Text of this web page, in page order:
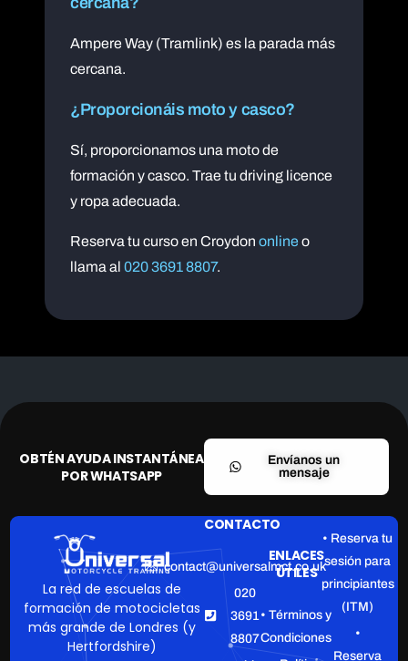
Ampere Way (Tramlink) es la parada más
cercana.
¿Proporcionáis moto y casco?
Sí, proporcionamos una moto de
formación y casco. Trae tu driving licence
y ropa adecuada.
Reserva tu curso en Croydononline o
llama al020 3691 8807.
OBTÉN AYUDA INSTANTÁNEA
POR WHATSAPP
Envíanos un
mensaje
La red de escuelas de
formación de motocicletas
más grande de Londres (y
Hertfordshire)
CONTACTO
contact@universalmct.co.uk
020
3691
8807
ENLACES
ÚTILES
• Términos y
Condiciones
• Reserva tu
sesión para
principiantes
(ITM)
•
Reserva